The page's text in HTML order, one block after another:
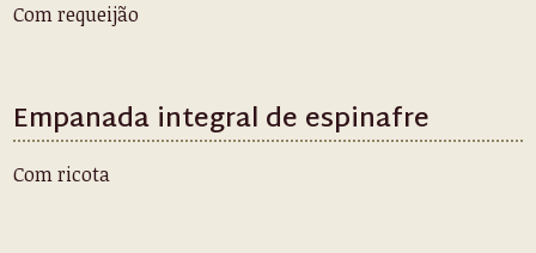
Com requeijão
Empanada integral de espinafre
Com ricota